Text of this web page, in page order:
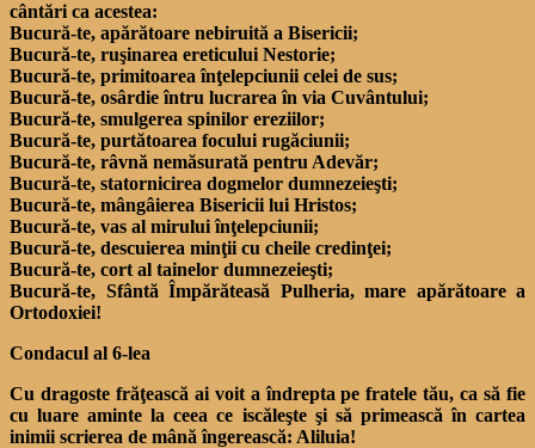
cântări ca acestea:
Bucură-te, apărătoare nebiruită a Bisericii;
Bucură-te, ruşinarea ereticului Nestorie;
Bucură-te, primitoarea înţelepciunii celei de sus;
Bucură-te, osârdie întru lucrarea în via Cuvântului;
Bucură-te, smulgerea spinilor ereziilor;
Bucură-te, purtătoarea focului rugăciunii;
Bucură-te, râvnă nemăsurată pentru Adevăr;
Bucură-te, statornicirea dogmelor dumnezeieşti;
Bucură-te, mângâierea Bisericii lui Hristos;
Bucură-te, vas al mirului înţelepciunii;
Bucură-te, descuierea minţii cu cheile credinţei;
Bucură-te, cort al tainelor dumnezeieşti;
Bucură-te, Sfântă Împărăteasă Pulheria, mare apărătoare a
Ortodoxiei!
Condacul al 6-lea
Cu dragoste frăţească ai voit a îndrepta pe fratele tău, ca să fie
cu luare aminte la ceea ce iscăleşte şi să primească în cartea
inimii scrierea de mână îngerească: Aliluia!